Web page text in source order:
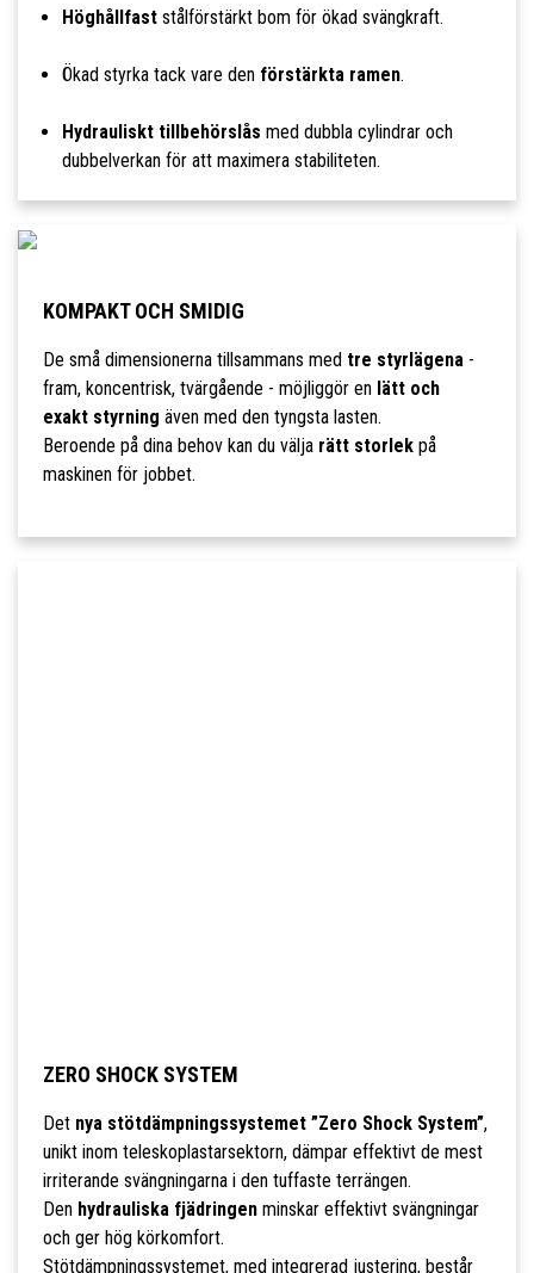
Höghållfaststålförstärkt bom för ökad svängkraft.
Ökad styrka tack vare den förstärkta ramen.
Hydrauliskt tillbehörslås med dubbla cylindrar och
dubbelverkan för att maximera stabiliteten.
KOMPAKT OCH SMIDIG
De små dimensionerna tillsammans med tre styrlägena-
fram, koncentrisk, tvärgående - möjliggör en lätt och
exakt styrning även med den tyngsta lasten.
Beroende på dina behov kan du välja rätt storlekpå
maskinen för jobbet.
ZERO SHOCK SYSTEM
Det nya stötdämpningssystemet ”Zero Shock System”,
unikt inom teleskoplastarsektorn, dämpar effektivt de mest
irriterande svängningarna i den tuffaste terrängen.
Den hydrauliska fjädringenminskar effektivt svängningar
och ger hög körkomfort.
Stötdämpningssystemet, med integrerad justering, består